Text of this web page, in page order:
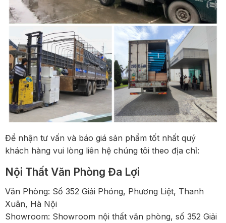
Để nhận tư vấn và báo giá sản phẩm tốt nhất quý
khách hàng vui lòng liên hệ chúng tôi theo địa chỉ:
Nội Thất Văn Phòng Đa Lợi
Văn Phòng: Số 352 Giải Phóng, Phương Liệt, Thanh
Xuân, Hà Nội
Showroom: Showroom nội thất văn phòng, số 352 Giải